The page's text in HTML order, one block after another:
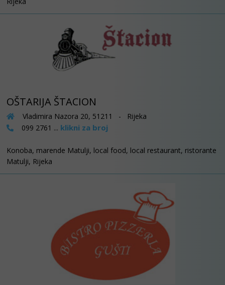
OŠTARIJA ŠTACION
Vladimira Nazora 20, 51211 - Rijeka
099 2761 ... klikni za broj
Konoba, marende Matulji, local food, local restaurant, ristorante
Matulji, Rijeka